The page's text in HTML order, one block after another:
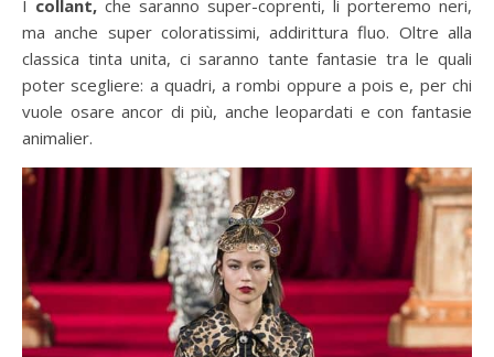
I collant, che saranno super-coprenti, li porteremo neri,
ma anche super coloratissimi, addirittura fluo. Oltre alla
classica tinta unita, ci saranno tante fantasie tra le quali
poter scegliere: a quadri, a rombi oppure a pois e, per chi
vuole osare ancor di più, anche leopardati e con fantasie
animalier.